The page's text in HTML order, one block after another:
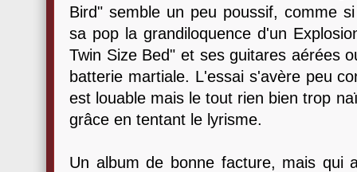
Bird" semble un peu poussif, comme
sa pop la grandiloquence d'un
Twin Size Bed" et ses guitares aérées
batterie martiale. L'essai s'avère peu
est louable mais le tout rien bien trop
grâce en tentant le lyrisme.
Un album de bonne facture, mais qui